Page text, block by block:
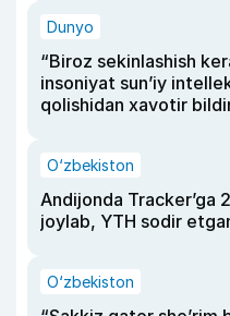
Dunyo
“Biroz sekinlashish
insoniyat sun’iy
qolishidan xavotir
O‘zbekiston
Andijonda Tracker’ga
joylab, YTH sodir
O‘zbekiston